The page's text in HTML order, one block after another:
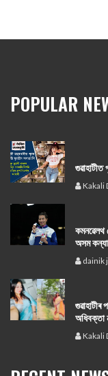
POPULAR
Kakali
কমনৱেলথ
অসম
dainik
অধিবক্তা
Kakali